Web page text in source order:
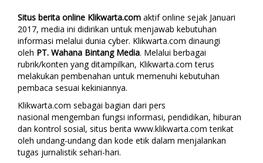
Situs berita online Klikwarta.com aktif online sejak Januari
2017, media ini didirikan untuk menjawab kebutuhan
informasi melalui dunia cyber. Klikwarta.com dinaungi
oleh PT. Wahana Bintang Media. Melalui berbagai
rubrik/konten yang ditampilkan, Klikwarta.com terus
melakukan pembenahan untuk memenuhi kebutuhan
pembaca sesuai kekiniannya.
Klikwarta.com sebagai bagian dari pers
nasional mengemban fungsi informasi, pendidikan, hiburan
dan kontrol sosial, situs berita www.klikwarta.com terikat
oleh undang-undang dan kode etik dalam menjalankan
tugas jurnalistik sehari-hari.